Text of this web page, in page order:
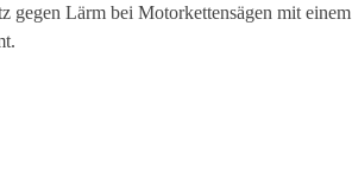
gegen Lärm bei Motorkettensägen mit einem